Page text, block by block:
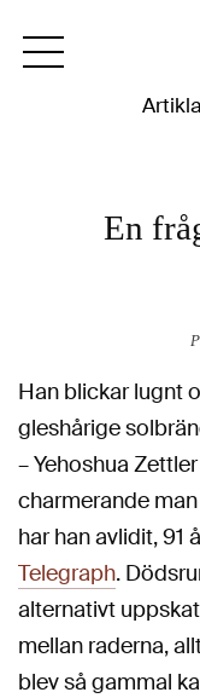
En
Han blickar lugnt
gleshårige
– Yehoshua
charmerande
har han avlidit, 91
Telegraph.
alternativt
mellan raderna,
blev så gammal